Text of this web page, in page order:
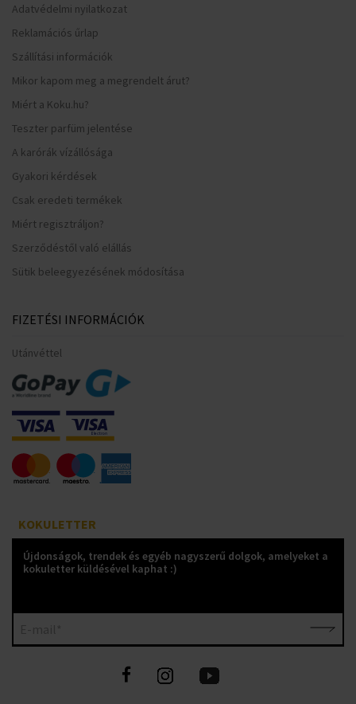
Adatvédelmi nyilatkozat
Reklamációs űrlap
Szállítási információk
Mikor kapom meg a megrendelt árut?
Miért a Koku.hu?
Teszter parfüm jelentése
A karórák vízállósága
Gyakori kérdések
Csak eredeti termékek
Miért regisztráljon?
Szerződéstől való elállás
Sütik beleegyezésének módosítása
FIZETÉSI INFORMÁCIÓK
Utánvéttel
KOKULETTER
Újdonságok, trendek és egyéb nagyszerű dolgok, amelyeket a
kokuletter küldésével kaphat :)